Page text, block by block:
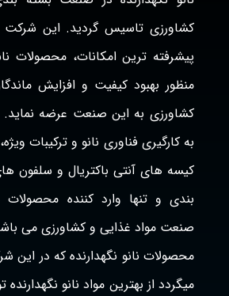
کشاورزی تاسیس گردید. این
پیشرفته ترین امکانات، محصولات
منظور بهبود کیفیت و افزایش
کشاورزی به این صنعت عرضه نماید.
به کارگیری فناوری نانو و ترکیبات
کیسه های آنتی باکتریال و
بندی و تنها وارد کننده محصولات
صنعت مواد غذایی و کشاورزی می
محصولات نانو نگهدارنده که در این
میگردد از بهترین مواد نانو